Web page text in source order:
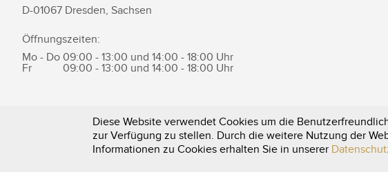
D-01067 Dresden, Sachsen
Öffnungszeiten:
Mo - Do 09:00 - 13:00 und 14:00 - 18:00 Uhr
Fr
09:00 - 13:00 und 14:00 - 18:00 Uhr
0351 - 43 83 89 23
Diese Website verwendet Cookies um die
zur Verfügung zu stellen. Durch die weitere Nutzung der
Informationen zu Cookies erhalten Sie in unserer